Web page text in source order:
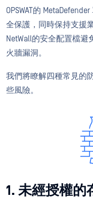
OPSWAT的
全保護，同時保持支援
NetWall的安全配置檔
火牆漏洞。
我們將瞭解四種常見的
些風險。
1. 未經授權的